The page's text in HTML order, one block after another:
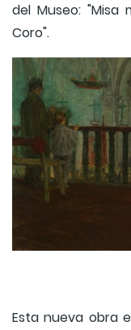
del Museo: "Misa
Coro".
Esta nueva obra